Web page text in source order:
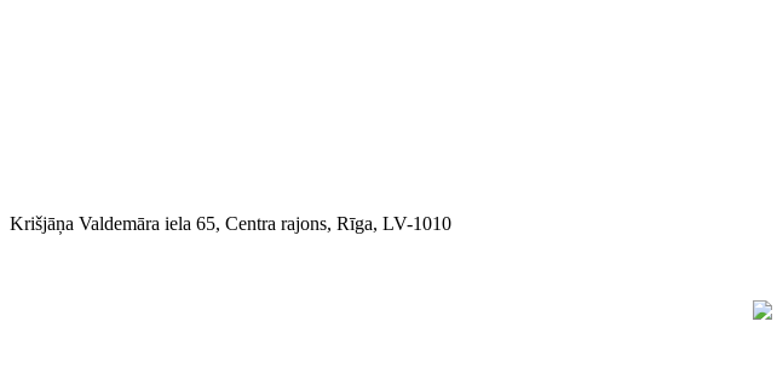
Krišjāņa Valdemāra iela 65, Centra rajons, Rīga, LV-1010